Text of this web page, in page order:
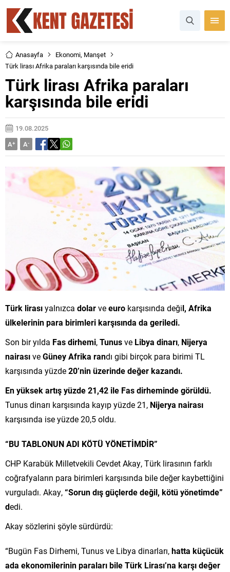
Anasayfa Ekonomi, Manşet
Türk lirası Afrika paraları karşısında bile eridi
Türk lirası Afrika paraları
karşısında bile eridi
19.08.2025
A+ A-
Türk lirasıyalnızca dolarveeuro karşısında değil, Afrika
ülkelerinin para birimleri karşısında da geriledi.
Son bir yılda Fas dirhemi,Tunusve Libya dinarı, Nijerya
nairasıveGüney Afrika randı gibi birçok para birimi TL
karşısında yüzde20’nin üzerinde değer kazandı.
En yüksek artış yüzde 21,42 ile Fas dirheminde görüldü.
Tunus dinarı karşısında kayıp yüzde 21, Nijerya nairası
karşısında ise yüzde 20,5 oldu.
“BU TABLONUN ADI KÖTÜ YÖNETİMDİR”
CHP Karabük Milletvekili Cevdet Akay, Türk lirasının farklı
coğrafyaların para birimleri karşısında bile değer kaybettiğini
vurguladı. Akay,“Sorun dış güçlerde değil, kötü yönetimde”
dedi.
Akay sözlerini şöyle sürdürdü:
“Bugün Fas Dirhemi, Tunus ve Libya dinarları,hatta küçücük
ada ekonomilerinin paraları bile Türk Lirası’na karşı değer